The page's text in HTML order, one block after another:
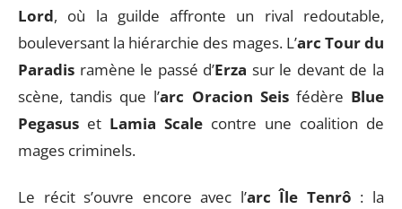
Lord, où la guilde affronte un rival redoutable,
bouleversant la hiérarchie des mages. L’arc Tour du
Paradis ramène le passé d’Erza sur le devant de la
scène, tandis que l’arc Oracion Seisfédère Blue
Pegasus et Lamia Scale contre une coalition de
mages criminels.
Le récit s’ouvre encore avec l’arc Île Tenrô : la